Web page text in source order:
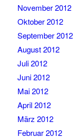
November 2012
Oktober 2012
September 2012
August 2012
Juli 2012
Juni 2012
Mai 2012
April 2012
März 2012
Februar 2012